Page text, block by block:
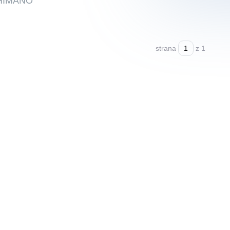
strana z 1